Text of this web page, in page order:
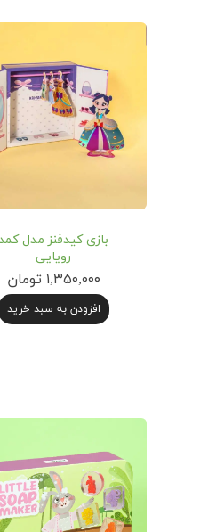
بازی کیدفنز مدل
رویایی
۱,۳۵۰,۰۰۰ تومان
افزودن به سبد خرید